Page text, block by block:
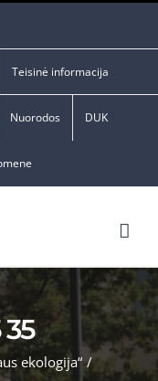
Teisinė informacija
Nuorodos DUK
35
ekologija“ /